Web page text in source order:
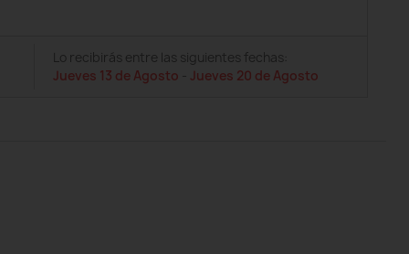
Lo recibirás entre las siguientes fechas:
Jueves 13 de Agosto - Jueves 20 de Agosto